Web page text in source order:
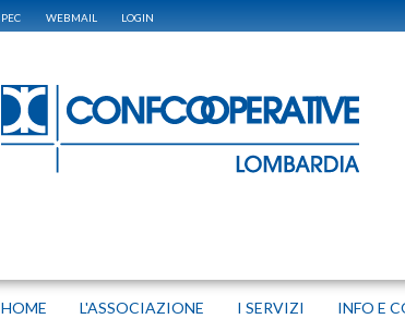
PEC WEBMAIL LOGIN
HOME L'ASSOCIAZIONE I SERVIZI INFO E